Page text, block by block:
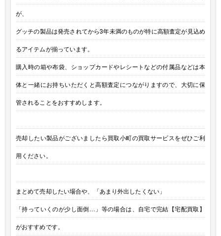
が、
グッチの製品は発売されてから3年未満のものが特に高額査定が見込め
るアイテムが揃っています。
購入時の箱や布袋、ショップカードやレシートなどの付属品などは本
体と一緒にお持ちいただくと高額査定につながりますので、大切に保
管されることをおすすめします。
売却したい製品がございましたら買取小町の買取サービスをぜひご利
用ください。
まとめて売却したい場合や、「あまり外出したくない」
「持っていくのが少し面倒…」等の場合は、自宅で完結【宅配買取】
がおすすめです。